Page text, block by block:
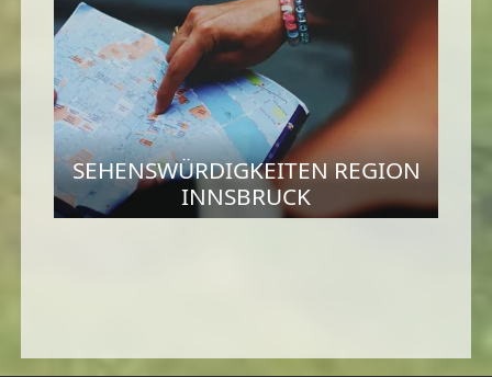
SEHENSWÜRDIGKEITEN REGION
INNSBRUCK